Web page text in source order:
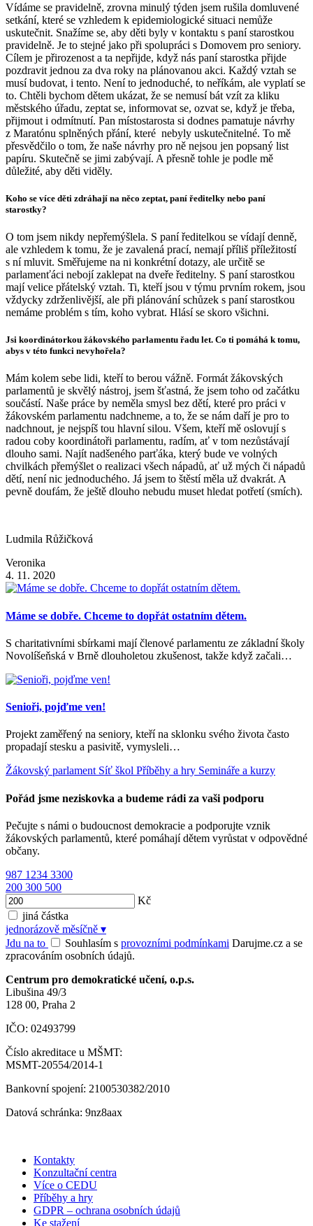
Vídáme se pravidelně, zrovna minulý týden jsem rušila domluvené
setkání, které se vzhledem k epidemiologické situaci nemůže
uskutečnit. Snažíme se, aby děti byly v kontaktu s paní starostkou
pravidelně. Je to stejné jako při spolupráci s Domovem pro seniory.
Cílem je přirozenost a ta nepřijde, když nás paní starostka přijde
pozdravit jednou za dva roky na plánovanou akci. Každý vztah se
musí budovat, i tento. Není to jednoduché, to neříkám, ale vyplatí se
to. Chtěli bychom dětem ukázat, že se nemusí bát vzít za kliku
městského úřadu, zeptat se, informovat se, ozvat se, když je třeba,
přijmout i odmítnutí. Pan místostarosta si dodnes pamatuje návrhy
z Maratónu splněných přání, které nebyly uskutečnitelné. To mě
přesvědčilo o tom, že naše návrhy pro ně nejsou jen popsaný list
papíru. Skutečně se jimi zabývají. A přesně tohle je podle mě
důležité, aby děti viděly.
Koho se více děti zdráhají na něco zeptat, paní ředitelky nebo paní
starostky?
O tom jsem nikdy nepřemýšlela. S paní ředitelkou se vídají denně,
ale vzhledem k tomu, že je zavalená prací, nemají příliš příležitostí
s ní mluvit. Směřujeme na ni konkrétní dotazy, ale určitě se
parlamenťáci nebojí zaklepat na dveře ředitelny. S paní starostkou
mají velice přátelský vztah. Ti, kteří jsou v týmu prvním rokem, jsou
vždycky zdrženlivější, ale při plánování schůzek s paní starostkou
nemáme problém s tím, koho vybrat. Hlásí se skoro všichni.
Jsi koordinátorkou žákovského parlamentu řadu let. Co ti pomáhá k tomu,
abys v této funkci nevyhořela?
Mám kolem sebe lidi, kteří to berou vážně. Formát žákovských
parlamentů je skvělý nástroj, jsem šťastná, že jsem toho od začátku
součástí. Naše práce by neměla smysl bez dětí, které pro práci v
žákovském parlamentu nadchneme, a to, že se nám daří je pro to
nadchnout, je nejspíš tou hlavní silou. Všem, kteří mě oslovují s
radou coby koordinátoři parlamentu, radím, ať v tom nezůstávají
dlouho sami. Najít nadšeného parťáka, který bude ve volných
chvilkách přemýšlet o realizaci všech nápadů, ať už mých či nápadů
dětí, není nic jednoduchého. Já jsem to štěstí měla už dvakrát. A
pevně doufám, že ještě dlouho nebudu muset hledat potřetí (smích).
Ludmila Růžičková
Veronika
4. 11. 2020
Máme se dobře. Chceme to dopřát ostatním dětem.
S charitativními sbírkami mají členové parlamentu ze základní školy
Novolíšeňská v Brně dlouholetou zkušenost, takže když začali…
Senioři, pojďme ven!
Projekt zaměřený na seniory, kteří na sklonku svého života často
propadají stesku a pasivitě, vymysleli…
Žákovský parlament Síť škol Příběhy a hry Semináře a kurzy
Pořád jsme neziskovka a budeme rádi za vaši podporu
Pečujte s námi o budoucnost demokracie a podporujte vznik
žákovských parlamentů, které pomáhají dětem vyrůstat v odpovědné
občany.
987 1234 3300
200 300 500
Kč
jiná částka
jednorázově měsíčně ▾
Jdu na to
Souhlasím s provozními podmínkami Darujme.cz a se
zpracováním osobních údajů.
Centrum pro demokratické učení, o.p.s.
Libušina 49/3
128 00, Praha 2
IČO: 02493799
Číslo akreditace u MŠMT:
MSMT-20554/2014-1
Bankovní spojení: 2100530382/2010
Datová schránka: 9nz8aax
Kontakty
Konzultační centra
Více o CEDU
Příběhy a hry
GDPR – ochrana osobních údajů
Ke stažení